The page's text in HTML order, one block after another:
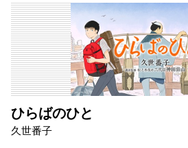
ひらばのひと
久世番子